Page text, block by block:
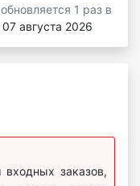
1 раз в
07 августа 2026
заказов,